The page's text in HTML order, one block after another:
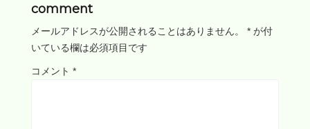
comment
メールアドレスが公開されることはありません。 * が付
いている欄は必須項目です
コメント *